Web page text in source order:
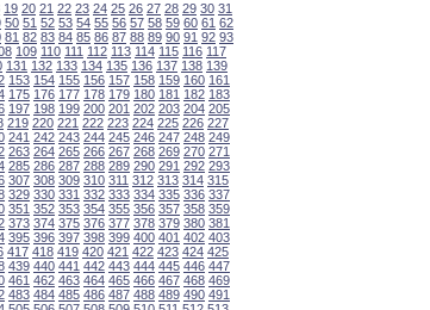
19 20 21 22 23 24 25 26 27 28 29 30 31
50 51 52 53 54 55 56 57 58 59 60 61 62
81 82 83 84 85 86 87 88 89 90 91 92 93
109 110 111 112 113 114 115 116 117
131 132 133 134 135 136 137 138 139
153 154 155 156 157 158 159 160 161
175 176 177 178 179 180 181 182 183
197 198 199 200 201 202 203 204 205
219 220 221 222 223 224 225 226 227
241 242 243 244 245 246 247 248 249
263 264 265 266 267 268 269 270 271
285 286 287 288 289 290 291 292 293
307 308 309 310 311 312 313 314 315
329 330 331 332 333 334 335 336 337
351 352 353 354 355 356 357 358 359
373 374 375 376 377 378 379 380 381
395 396 397 398 399 400 401 402 403
417 418 419 420 421 422 423 424 425
439 440 441 442 443 444 445 446 447
461 462 463 464 465 466 467 468 469
483 484 485 486 487 488 489 490 491